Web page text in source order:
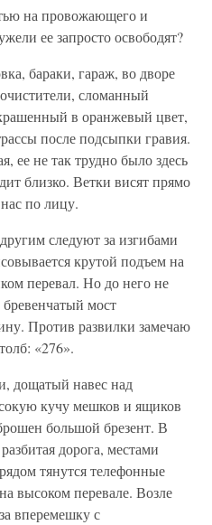
на провожающего и
ее запросто освободят?
бараки, гараж, во дворе
сломанный
в оранжевый цвет,
после подсыпки гравия.
ее не так трудно было здесь
близко. Ветки висят прямо
по лицу.
следуют за изгибами
крутой подъем на
перевал. Но до него не
мост
Против развилки замечаю
«276».
дощатый навес над
кучу мешков и ящиков
большой брезент. В
дорога, местами
тянутся телефонные
высоком перевале. Возле
вперемешку с